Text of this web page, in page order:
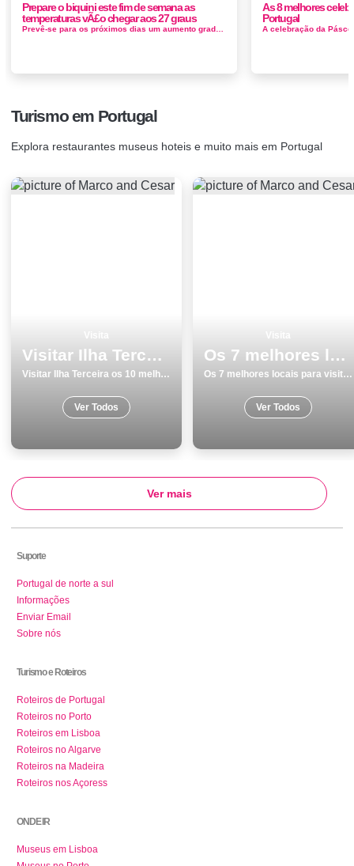
Prepare o biquini este fim de semana as
temperaturas vÃ£o chegar aos 27 graus
As 8 melhores
Portugal
Turismo em Portugal
Explora restaurantes museus hoteis e muito mais em Portugal
Visitar Ilha Terceira os 10 melhores lugares
Visitar Ilha Terceira os 10 melhores lugares
Ver Todos
Os 7 melhores locais para visitar em Barcelos
Os 7 melhores locais para visitar em Barcelos
Ver Todos
Ver mais
Suporte
Portugal de norte a sul
Informações
Enviar Email
Sobre nós
Turismo e Roteiros
Roteiros de Portugal
Roteiros no Porto
Roteiros em Lisboa
Roteiros no Algarve
Roteiros na Madeira
Roteiros nos Açoress
ONDE IR
Museus em Lisboa